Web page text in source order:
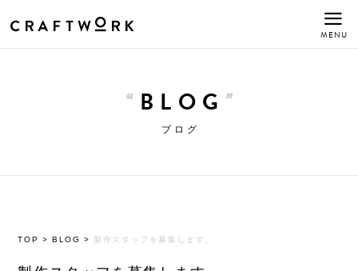
MENU
BLOG
ブログ
TOP > BLOG > 製作スタッフを募集します。